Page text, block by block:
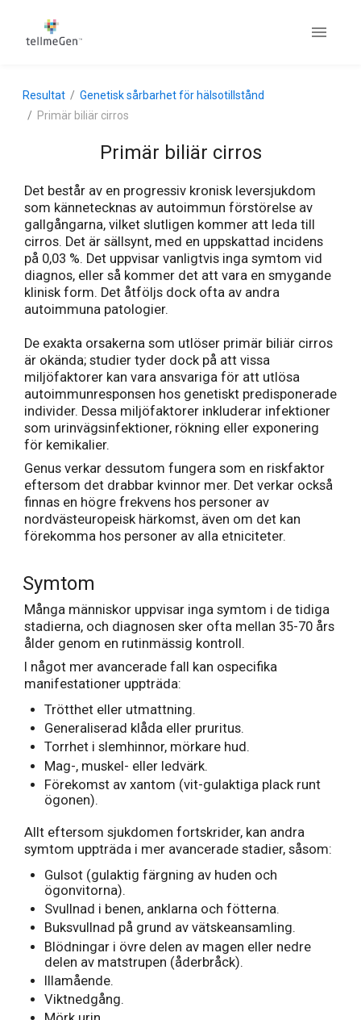
Resultat
Genetisk sårbarhet för hälsotillstånd
Primär biliär cirros
Primär biliär cirros
Det består av en progressiv kronisk leversjukdom
som kännetecknas av autoimmun förstörelse av
gallgångarna, vilket slutligen kommer att leda till
cirros. Det är sällsynt, med en uppskattad incidens
på 0,03 %. Det uppvisar vanligtvis inga symtom vid
diagnos, eller så kommer det att vara en smygande
klinisk form. Det åtföljs dock ofta av andra
autoimmuna patologier.
De exakta orsakerna som utlöser primär biliär cirros
är okända; studier tyder dock på att vissa
miljöfaktorer kan vara ansvariga för att utlösa
autoimmunresponsen hos genetiskt predisponerade
individer. Dessa miljöfaktorer inkluderar infektioner
som urinvägsinfektioner, rökning eller exponering
för kemikalier.
Genus verkar dessutom fungera som en riskfaktor
eftersom det drabbar kvinnor mer. Det verkar också
finnas en högre frekvens hos personer av
nordvästeuropeisk härkomst, även om det kan
förekomma hos personer av alla etniciteter.
Symtom
Många människor uppvisar inga symtom i de tidiga
stadierna, och diagnosen sker ofta mellan 35-70 års
ålder genom en rutinmässig kontroll.
I något mer avancerade fall kan ospecifika
manifestationer uppträda:
Trötthet eller utmattning.
Generaliserad klåda eller pruritus.
Torrhet i slemhinnor, mörkare hud.
Mag-, muskel- eller ledvärk.
Förekomst av xantom (vit-gulaktiga plack runt
ögonen).
Allt eftersom sjukdomen fortskrider, kan andra
symtom uppträda i mer avancerade stadier, såsom:
Gulsot (gulaktig färgning av huden och
ögonvitorna).
Svullnad i benen, anklarna och fötterna.
Buksvullnad på grund av vätskeansamling.
Blödningar i övre delen av magen eller nedre
delen av matstrupen (åderbråck).
Illamående.
Viktnedgång.